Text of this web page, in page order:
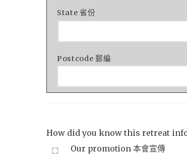
State 省份
Postcode 郵編
How did you know this retreat
Our promotion 本會宣傳